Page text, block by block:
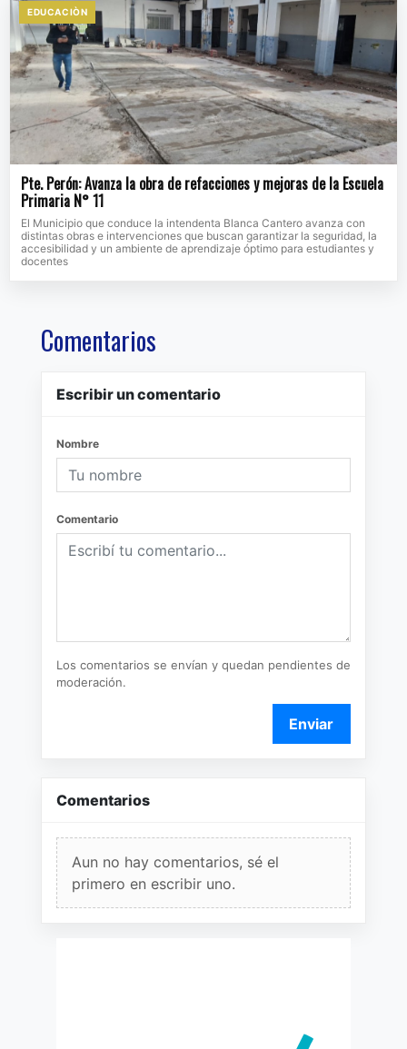
EDUCACIÒN
Pte. Perón: Avanza la obra de refacciones y mejoras de la Escuela
Primaria N° 11
El Municipio que conduce la intendenta Blanca Cantero avanza con
distintas obras e intervenciones que buscan garantizar la seguridad, la
accesibilidad y un ambiente de aprendizaje óptimo para estudiantes y
docentes
Comentarios
Escribir un comentario
Nombre
Comentario
Los comentarios se envían y quedan pendientes de
moderación.
Enviar
Comentarios
Aun no hay comentarios, sé el
primero en escribir uno.